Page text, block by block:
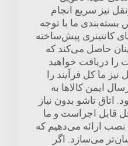
نیز سریع انجام
ما با توجه
کانتینری پیش‌ساخته
حاصل می‌کند که
را دریافت خواهید
ما کل فرآیند را
ایمن کالاها به
تاشو بدون نیاز
قابل اجراست و ما
ارائه می‌دهیم که
می‌سازد. اگر